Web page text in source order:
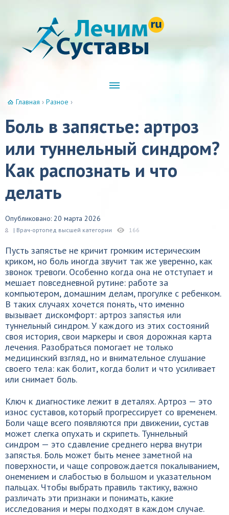
Главная › Разное ›
Боль в запястье: артроз
или туннельный синдром?
Как распознать и что
делать
Опубликовано: 20 марта 2026
| Врач-ортопед высшей категории 166
Пусть запястье не кричит громким истерическим
криком, но боль иногда звучит так же уверенно, как
звонок тревоги. Особенно когда она не отступает и
мешает повседневной рутине: работе за
компьютером, домашним делам, прогулке с ребенком.
В таких случаях хочется понять, что именно
вызывает дискомфорт: артроз запястья или
туннельный синдром. У каждого из этих состояний
своя история, свои маркеры и своя дорожная карта
лечения. Разобраться помогает не только
медицинский взгляд, но и внимательное слушание
своего тела: как болит, когда болит и что усиливает
или снимает боль.
Ключ к диагностике лежит в деталях. Артроз — это
износ суставов, который прогрессирует со временем.
Боли чаще всего появляются при движении, сустав
может слегка опухать и скрипеть. Туннельный
синдром — это сдавление среднего нерва внутри
запястья. Боль может быть менее заметной на
поверхности, и чаще сопровождается покалыванием,
онемением и слабостью в большом и указательном
пальцах. Чтобы выбрать правиль тактику, важно
различать эти признаки и понимать, какие
исследования и меры подходят в каждом случае.